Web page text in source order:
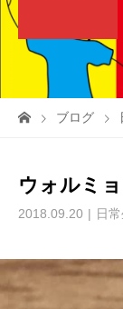
ブログ
ウォルミ
2018.09.20 日